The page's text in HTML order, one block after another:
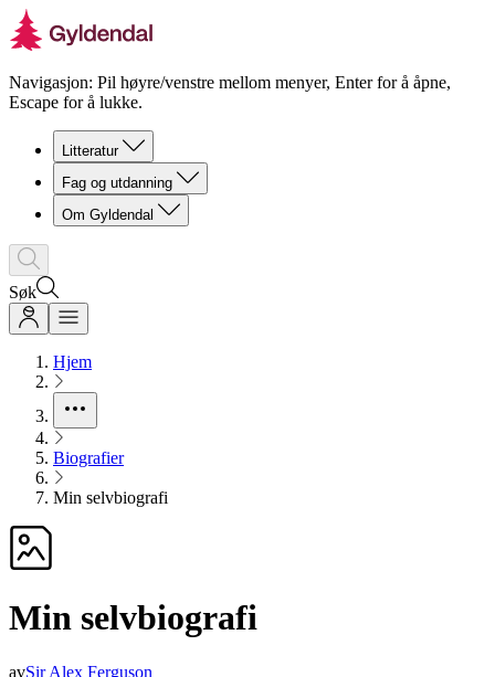
Navigasjon: Pil høyre/venstre mellom menyer, Enter for å åpne,
Escape for å lukke.
Litteratur
Fag og utdanning
Om Gyldendal
Søk
Hjem
Biografier
Min selvbiografi
Min selvbiografi
avSir Alex Ferguson